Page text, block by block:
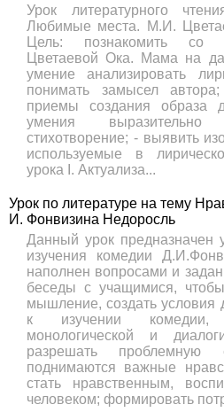
Урок литературного
Любимые места. М.И.
Цель: познакомить со
Цветаевой Ока. Мама на
умение анализировать
понимать замысел
приемы создания образа
умения выразительно
стихотворение; - выявить
используемые в
урока I. Актуализа...
Урок по литературе на тему
И. Фонвизина Недоросль
Данный урок предназначен
изучения комедии
наполнен вопросами и
беседы с учащимися, чтобы
мышление, создать условия
к изучении комедии,
монологической и
разрешать
поднимаются важные
стать нравственным,
человеком; формировать